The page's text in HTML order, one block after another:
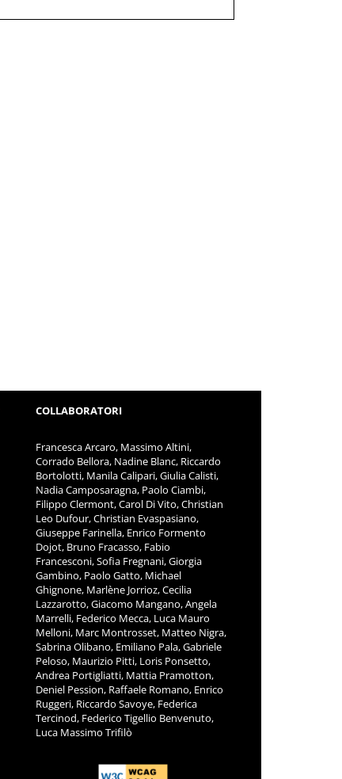
COLLABORATORI
Francesca Arcaro, Massimo Altini,
Corrado Bellora, Nadine Blanc, Riccardo
Bortolotti, Manila Calipari, Giulia Calisti,
Nadia Camposaragna, Paolo Ciambi,
Filippo Clermont, Carol Di Vito, Christian
Leo Dufour, Christian Evaspasiano,
Giuseppe Farinella, Enrico Formento
Dojot, Bruno Fracasso, Fabio
Francesconi, Sofia Fregnani, Giorgia
Gambino, Paolo Gatto, Michael
Ghignone, Marlène Jorrioz, Cecilia
Lazzarotto, Giacomo Mangano, Angela
Marrelli, Federico Mecca, Luca Mauro
Melloni, Marc Montrosset, Matteo Nigra,
Sabrina Olibano, Emiliano Pala, Gabriele
Peloso, Maurizio Pitti, Loris Ponsetto,
Andrea Portigliatti, Mattia Pramotton,
Deniel Pession, Raffaele Romano, Enrico
Ruggeri, Riccardo Savoye, Federica
Tercinod, Federico Tigellio Benvenuto,
Luca Massimo Trifilò